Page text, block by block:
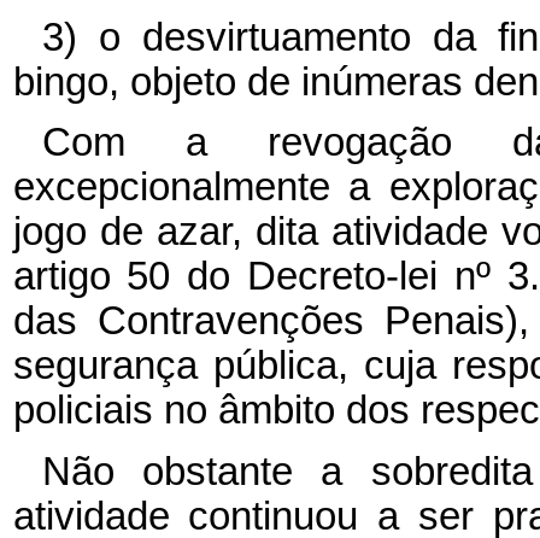
3) o desvirtuamento da
bingo, objeto de inúmeras
Com a revogação
excepcionalmente a
jogo de azar, dita atividade
artigo 50 do Decreto-lei nº
das Contravenções
segurança pública, cuja
policiais no âmbito dos
Não obstante a
atividade continuou a ser